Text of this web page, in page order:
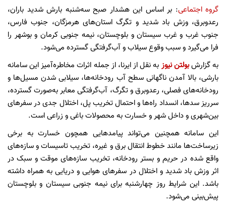
گروه اجتماعی: بر اساس این هشدار صبح سه‌شنبه بارش شدید باران،
رعدوبرق، وزش باد شدید و تگرگ استان‌های هرمزگان، جنوب فارس،
جنوب غرب و غرب سیستان و بلوچستان، نیمه جنوبی کرمان و بوشهر را
فرا می‌گیرد و سبب وقوع سیلاب و آب‌گرفتگی گسترده می‌شود.
به گزارشبولتن نیوز به نقل از ایرنا، از جمله اثرات مخاطره‌آمیز این سامانه
بارشی، بالا آمدن ناگهانی سطح آب رودخانه‌ها، سیلابی شدن مسیل‌ها و
رودخانه‌های فصلی، رعدوبرق و تگرگ، آب‌گرفتگی معابر به‌صورت گسترده،
سرریز سدها، انسداد راه‌ها و احتمال تخریب پل، اختلال جدی در سفرهای
بین‌شهری و داخل شهر و خسارت به محصولات باغی و زراعی است.
این سامانه همچنین می‌تواند پیامدهایی همچون خسارت به برخی
زیرساخت‌ها مانند خطوط انتقال برق و غیره، تخریب تاسیسات و سازه‌های
واقع شده در حریم و بستر رودخانه، تخریب سازه‌های موقت و سبک در
اثر وزش باد شدید و اختلال در سفرهای هوایی و دریایی به همراه داشته
باشد. این شرایط روز چهارشنبه برای نیمه جنوبی سیستان و بلوچستان
پیش‌بینی می‌شود.